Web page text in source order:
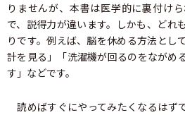
りませんが、本書は医学的に裏付け
で、説得力が違います。しかも、どれ
りです。例えば、脳を休める方法とし
計を見る」「洗濯機が回るのをながめ
す」などです。
読めばすぐにやってみたくなるはず